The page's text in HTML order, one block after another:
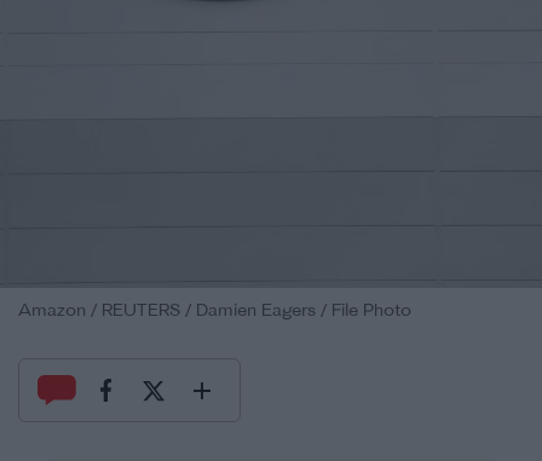
Amazon / REUTERS / Damien Eagers / File Photo